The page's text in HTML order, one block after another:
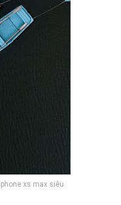
xs max siêu